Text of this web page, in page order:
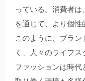
っている。消費者
を通じて、より個性
このように、ブラ
く、人々のライフス
ファッションは時